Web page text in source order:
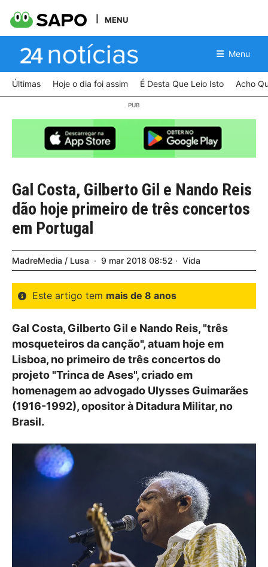
MENU
Menu
Últimas Hoje o dia foi assim É Desta Que Leio Isto Acho
Gal Costa, Gilberto Gil e Nando Reis
dão hoje primeiro de três concertos
em Portugal
MadreMedia / Lusa 9 mar 2018 08:52 Vida
Este artigo tem mais de 8 anos
Gal Costa, Gilberto Gil e Nando Reis, "três
mosqueteiros da canção", atuam hoje em
Lisboa, no primeiro de três concertos do
projeto "Trinca de Ases", criado em
homenagem ao advogado Ulysses Guimarães
(1916-1992), opositor à Ditadura Militar, no
Brasil.